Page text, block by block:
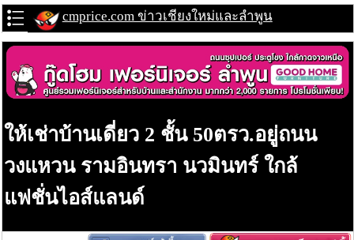
cmprice.com ข่าวเชียงใหม่และลำพูน
ให้เช่าบ้านเดี่ยว 2 ชั้น 50ตรว.อยู่ถนน
วงแหวน รามอินทรา นวมินทร์ ใกล้
แฟชั่นไอส์แลนด์